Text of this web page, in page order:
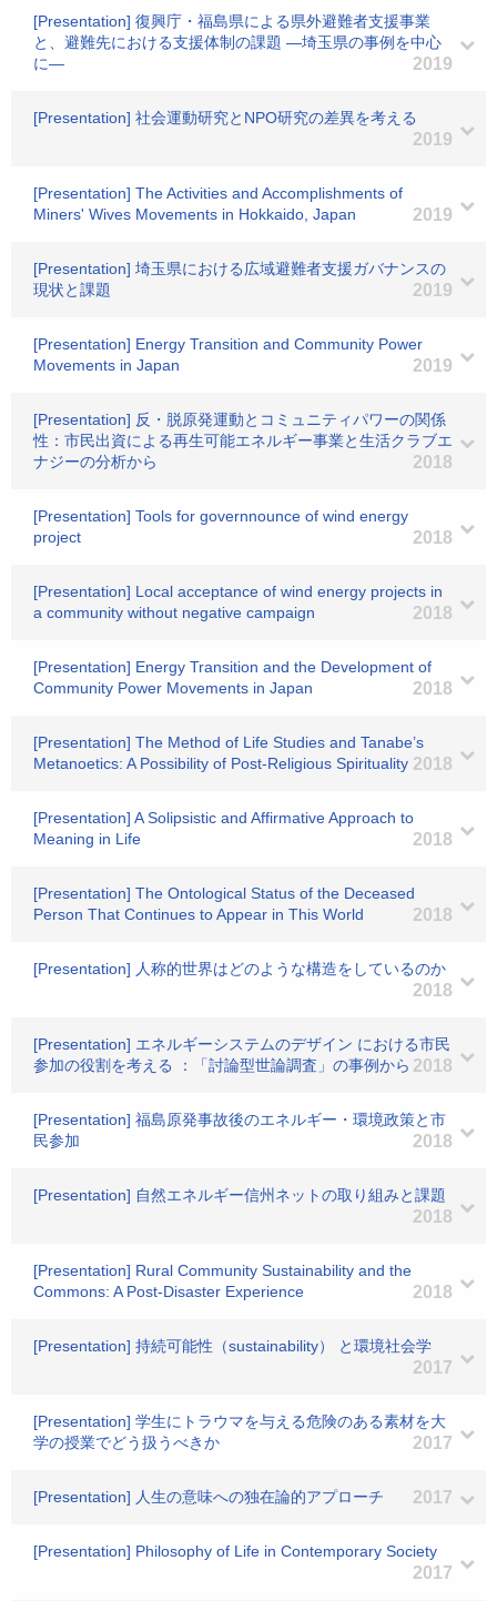
[Presentation] 復興庁・福島県による県外避難者支援事業
と、避難先における支援体制の課題 ―埼玉県の事例を中心
に―
2019
[Presentation] 社会運動研究とNPO研究の差異を考える
2019
[Presentation] The Activities and Accomplishments of
Miners' Wives Movements in Hokkaido, Japan
2019
[Presentation] 埼玉県における広域避難者支援ガバナンスの
現状と課題
2019
[Presentation] Energy Transition and Community Power
Movements in Japan
2019
[Presentation] 反・脱原発運動とコミュニティパワーの関係
性：市民出資による再生可能エネルギー事業と生活クラブエ
ナジーの分析から
2018
[Presentation] Tools for governnounce of wind energy
project
2018
[Presentation] Local acceptance of wind energy projects in
a community without negative campaign
2018
[Presentation] Energy Transition and the Development of
Community Power Movements in Japan
2018
[Presentation] The Method of Life Studies and Tanabe’s
Metanoetics: A Possibility of Post-Religious Spirituality 2018
[Presentation] A Solipsistic and Affirmative Approach to
Meaning in Life
2018
[Presentation] The Ontological Status of the Deceased
Person That Continues to Appear in This World
2018
[Presentation] 人称的世界はどのような構造をしているのか
2018
[Presentation] エネルギーシステムのデザイン における市民
参加の役割を考える ：「討論型世論調査」の事例から 2018
[Presentation] 福島原発事故後のエネルギー・環境政策と市
民参加
2018
[Presentation] 自然エネルギー信州ネットの取り組みと課題
2018
[Presentation] Rural Community Sustainability and the
Commons: A Post-Disaster Experience
2018
[Presentation] 持続可能性（sustainability） と環境社会学
2017
[Presentation] 学生にトラウマを与える危険のある素材を大
学の授業でどう扱うべきか
2017
[Presentation] 人生の意味への独在論的アプローチ 2017
[Presentation] Philosophy of Life in Contemporary Society
2017